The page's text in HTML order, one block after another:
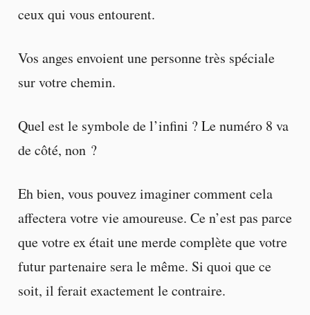
ceux qui vous entourent.
Vos anges envoient une personne très spéciale
sur votre chemin.
Quel est le symbole de l’infini ? Le numéro 8 va
de côté, non ?
Eh bien, vous pouvez imaginer comment cela
affectera votre vie amoureuse. Ce n’est pas parce
que votre ex était une merde complète que votre
futur partenaire sera le même. Si quoi que ce
soit, il ferait exactement le contraire.